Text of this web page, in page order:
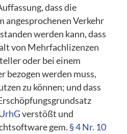
dass die
angesprochenen Verkehr
werden kann, dass
von Mehrfachlizenzen
oder bei einem
bezogen werden muss,
zu können; und dass
verstößt und
gem. § 4 Nr. 10